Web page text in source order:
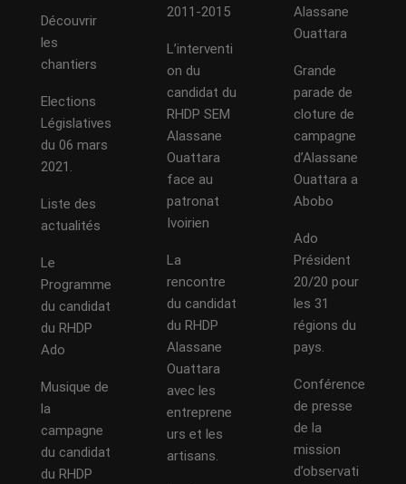
Découvrir
les
chantiers
Elections
Législatives
du 06 mars
2021.
Liste des
actualités
Le
Programme
du candidat
du RHDP
Ado
Musique de
la
campagne
du candidat
du RHDP
2011-2015
L’interventi
on du
candidat du
RHDP SEM
Alassane
Ouattara
face au
patronat
Ivoirien
La
rencontre
du candidat
du RHDP
Alassane
Ouattara
avec les
entreprene
urs et les
artisans.
Alassane
Ouattara
Grande
parade de
cloture de
campagne
d’Alassane
Ouattara a
Abobo
Ado
Président
20/20 pour
les 31
régions du
pays.
Conférence
de presse
de la
mission
d’observati